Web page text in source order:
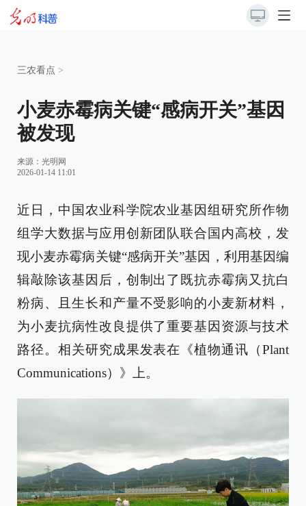
三农看点 >
小麦赤霉病关键“感病开关”基因
被发现
来源： 光明网
2026-01-14 11:01
近日，中国农业科学院农业基因组研究所作物
组学大数据与应用创新团队联合国内高校，发
现小麦赤霉病关键“感病开关”基因，利用基因编
辑敲除该基因后，创制出了既抗赤霉病又抗白
粉病、且生长和产量不受影响的小麦新材料，
为小麦抗病性改良提供了重要基因资源与技术
路径。相关研究成果发表在《植物通讯（Plant
Communications）》上。